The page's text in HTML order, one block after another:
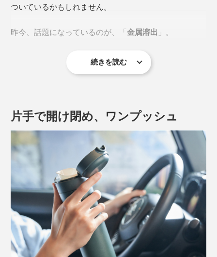
ついているかもしれません。
昨今、話題になっているのが、「金属溶出 」。
2025年には、厚生労働省が下記のような注意喚起をXに
続きを読む
片手で開け閉め、ワンプッシュ